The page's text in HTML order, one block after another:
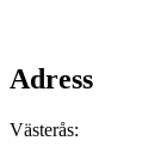
Adress
Västerås: